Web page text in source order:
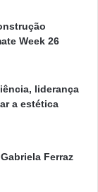
Week 26
liderança
a estética
Ferraz